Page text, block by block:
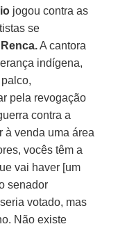
jogou contra as
se
Renca.A cantora
indígena,
pela revogação
contra a
à venda uma área
vocês têm a
vai haver [um
senador
seria votado, mas
Não existe